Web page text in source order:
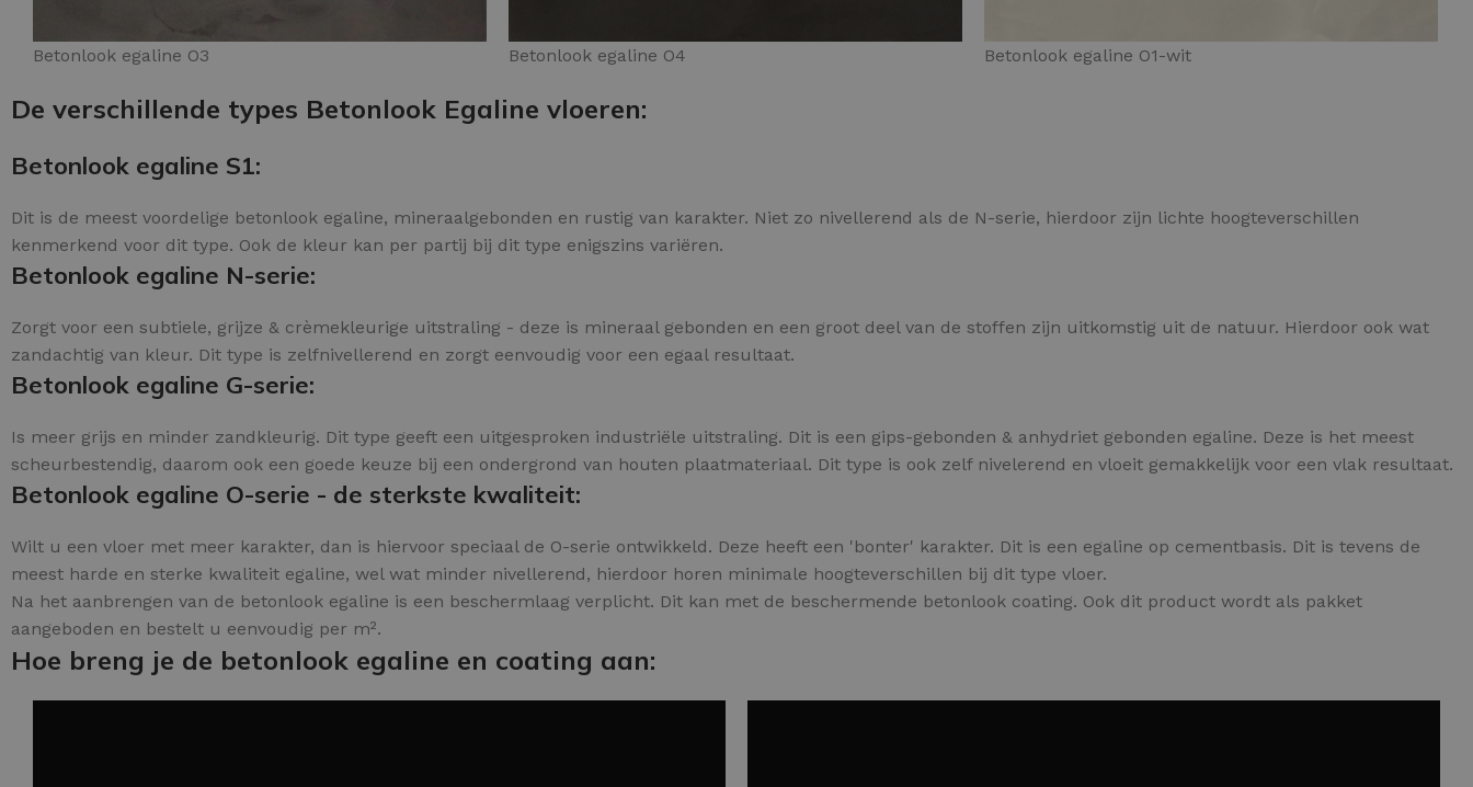
Betonlook egaline O3 Betonlook egaline O4 Betonlook egaline O1-wit
De verschillende types Betonlook Egaline vloeren:
Betonlook egaline S1:
Dit is de meest voordelige betonlook egaline, mineraalgebonden en rustig van karakter. Niet zo nivellerend als de N-serie, hierdoor zijn lichte hoogteverschillen
kenmerkend voor dit type. Ook de kleur kan per partij bij dit type enigszins variëren.
Betonlook egaline N-serie:
Zorgt voor een subtiele, grijze & crèmekleurige uitstraling - deze is mineraal gebonden en een groot deel van de stoffen zijn uitkomstig uit de natuur. Hierdoor ook wat
zandachtig van kleur. Dit type is zelfnivellerend en zorgt eenvoudig voor een egaal resultaat.
Betonlook egaline G-serie:
Is meer grijs en minder zandkleurig. Dit type geeft een uitgesproken industriële uitstraling. Dit is een gips-gebonden & anhydriet gebonden egaline. Deze is het meest
scheurbestendig, daarom ook een goede keuze bij een ondergrond van houten plaatmateriaal. Dit type is ook zelf nivelerend en vloeit gemakkelijk voor een vlak resultaat.
Betonlook egaline O-serie - de sterkste kwaliteit:
Wilt u een vloer met meer karakter, dan is hiervoor speciaal de O-serie ontwikkeld. Deze heeft een 'bonter' karakter. Dit is een egaline op cementbasis. Dit is tevens de
meest harde en sterke kwaliteit egaline, wel wat minder nivellerend, hierdoor horen minimale hoogteverschillen bij dit type vloer.
Na het aanbrengen van de betonlook egaline is een beschermlaag verplicht. Dit kan met de beschermende betonlook coating. Ook dit product wordt als pakket
aangeboden en bestelt u eenvoudig per m².
Hoe breng je de betonlook egaline en coating aan: